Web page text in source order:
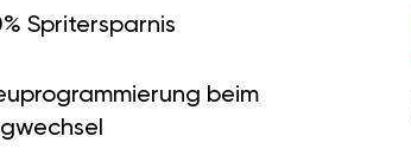
Spritersparnis
beim